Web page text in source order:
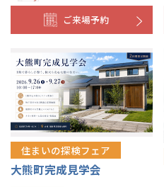
ご来場予約
住まいの探検フェア
大熊町完成見学会